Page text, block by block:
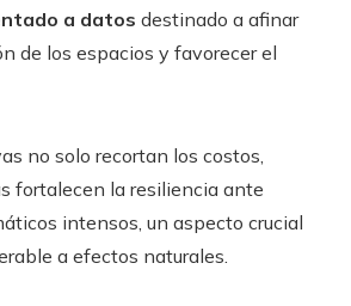
a datos destinado a afinar
de los espacios y favorecer el
no solo recortan los costos,
fortalecen la resiliencia ante
intensos, un aspecto crucial
a efectos naturales.